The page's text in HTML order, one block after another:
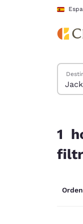
Saltar A Contenido
Buscar
1